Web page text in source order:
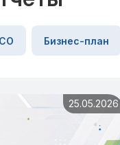
Бизнес-план
25.05.2026